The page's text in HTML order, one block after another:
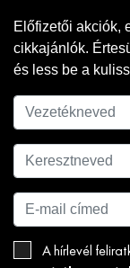
Előfizetői akciók,
cikkajánlók.
és less be a
A hírlevél